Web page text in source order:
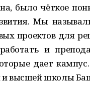
было чёткое
Мы
проектов для
и
дает
и высшей школы